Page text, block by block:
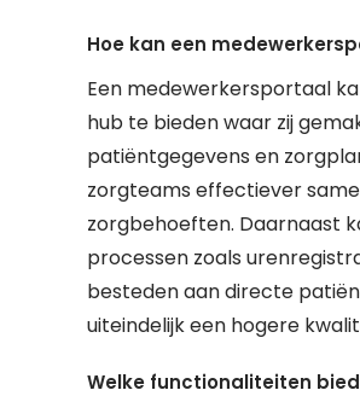
Hoe kan een
Een medewerkersportaal
hub te bieden waar zij
patiëntgegevens en
zorgteams effectiever
zorgbehoeften. Daarnaast
processen zoals
besteden aan directe
uiteindelijk een hogere
Welke functionaliteiten